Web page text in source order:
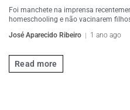
Foi manchete na imprensa
homeschooling e não vacinarem
José Aparecido Ribeiro
1 ano ago
Read more